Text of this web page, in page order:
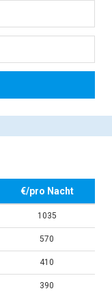
€/pro Nacht
1035
570
410
390